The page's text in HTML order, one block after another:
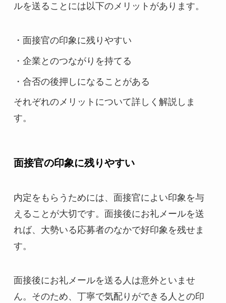
ルを送ることには以下のメリットがあります。
・面接官の印象に残りやすい
・企業とのつながりを持てる
・合否の後押しになることがある
それぞれのメリットについて詳しく解説しま
す。
面接官の印象に残りやすい
内定をもらうためには、面接官によい印象を与
えることが大切です。面接後にお礼メールを送
れば、大勢いる応募者のなかで好印象を残せま
す。
面接後にお礼メールを送る人は意外といませ
ん。そのため、丁寧で気配りができる人との印